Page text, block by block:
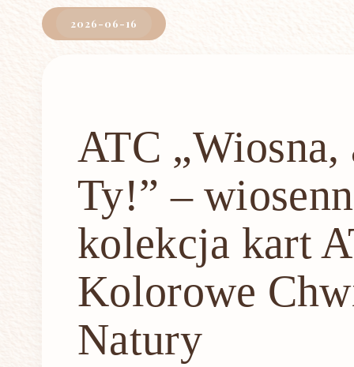
2026-06-16
ATC „Wiosna,
Ty!” –
kolekcja kart
Kolorowe
Natury